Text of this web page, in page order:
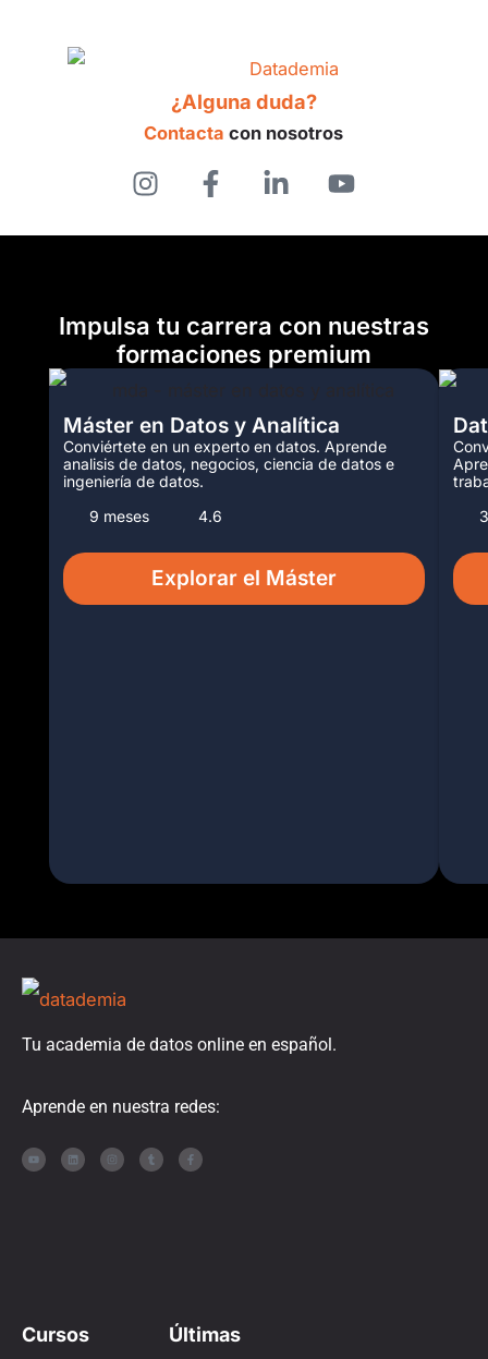
¿Alguna duda?
Contacta con nosotros
Impulsa tu carrera con nuestras
formaciones premium
Máster en Datos y Analítica
Conviértete en un experto en datos. Aprende
analisis de datos, negocios, ciencia de datos e
ingeniería de datos.
9 meses
4.6
Explorar el Máster
Tu academia de datos online en español.
Aprende en nuestra redes:
Cursos
Últimas